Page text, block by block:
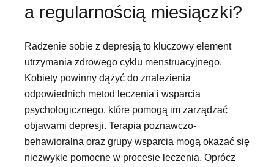
a regularnością miesiączki?
Radzenie sobie z depresją to kluczowy element
utrzymania zdrowego cyklu menstruacyjnego.
Kobiety powinny dążyć do znalezienia
odpowiednich metod leczenia i wsparcia
psychologicznego, które pomogą im zarządzać
objawami depresji. Terapia poznawczo-
behawioralna oraz grupy wsparcia mogą okazać się
niezwykle pomocne w procesie leczenia. Oprócz